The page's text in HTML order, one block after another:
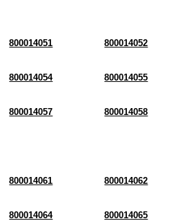
800014051 800014052
800014054 800014055
800014057 800014058
800014061 800014062
800014064 800014065